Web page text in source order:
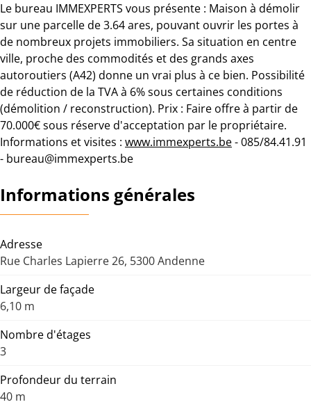
Le bureau IMMEXPERTS vous présente : Maison à démolir
sur une parcelle de 3.64 ares, pouvant ouvrir les portes à
de nombreux projets immobiliers. Sa situation en centre
ville, proche des commodités et des grands axes
autoroutiers (A42) donne un vrai plus à ce bien. Possibilité
de réduction de la TVA à 6% sous certaines conditions
(démolition / reconstruction). Prix : Faire offre à partir de
70.000€ sous réserve d'acceptation par le propriétaire.
Informations et visites : www.immexperts.be- 085/84.41.91
- bureau@immexperts.be
Informations générales
Adresse
Rue Charles Lapierre 26, 5300 Andenne
Largeur de façade
6,10 m
Nombre d'étages
3
Profondeur du terrain
40 m